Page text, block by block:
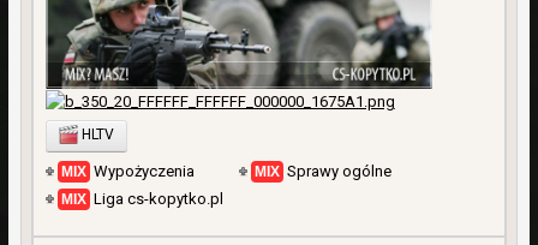
HLTV
Wypożyczenia
Sprawy ogólne
Liga cs-kopytko.pl